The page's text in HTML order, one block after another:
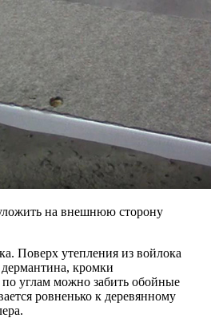
на внешнюю сторону
Поверх утепления из войлока
кромки
углам можно забить обойные
ровненько к деревянному